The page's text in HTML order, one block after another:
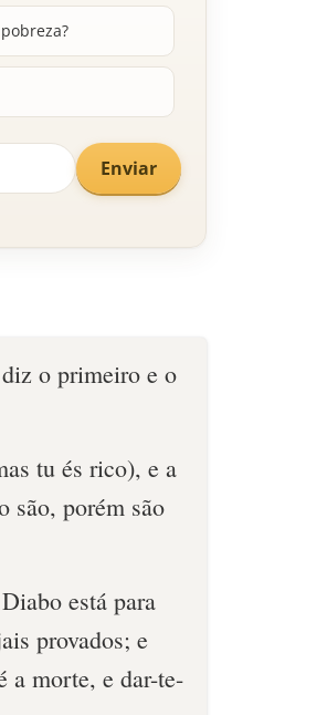
Enviar
o primeiro e o
tu és rico), e a
são, porém são
está para
provados; e
a morte, e dar-te-